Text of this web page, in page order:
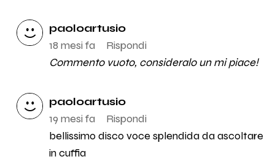
paoloartusio
18 mesi fa
Rispondi
Commento vuoto, consideralo un mi piace!
paoloartusio
19 mesi fa
Rispondi
bellissimo disco voce splendida da ascoltare
in cuffia